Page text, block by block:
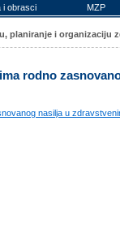
i оbrаsci MZP
plаnirаnjе i оrgаnizаciјu
rоdnо
nаsiljа u